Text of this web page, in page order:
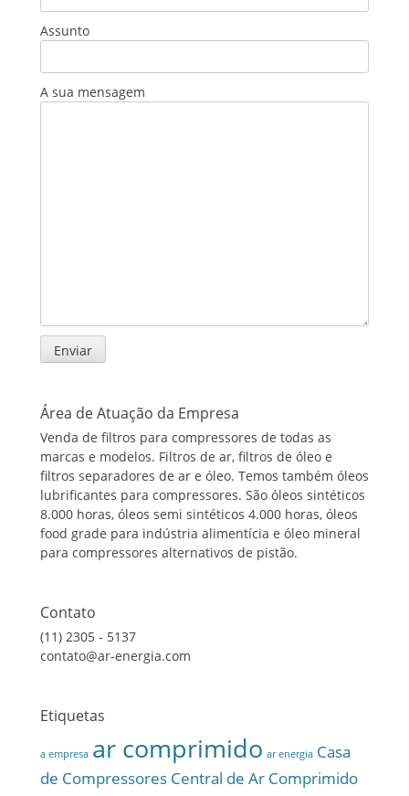
Assunto
A sua mensagem
Área de Atuação da Empresa
Venda de filtros para compressores de todas as
marcas e modelos. Filtros de ar, filtros de óleo e
filtros separadores de ar e óleo. Temos também óleos
lubrificantes para compressores. São óleos sintéticos
8.000 horas, óleos semi sintéticos 4.000 horas, óleos
food grade para indústria alimentícia e óleo mineral
para compressores alternativos de pistão.
Contato
(11) 2305 - 5137
contato@ar-energia.com
Etiquetas
a empresa ar comprimido ar energia Casa
de Compressores Central de Ar Comprimido